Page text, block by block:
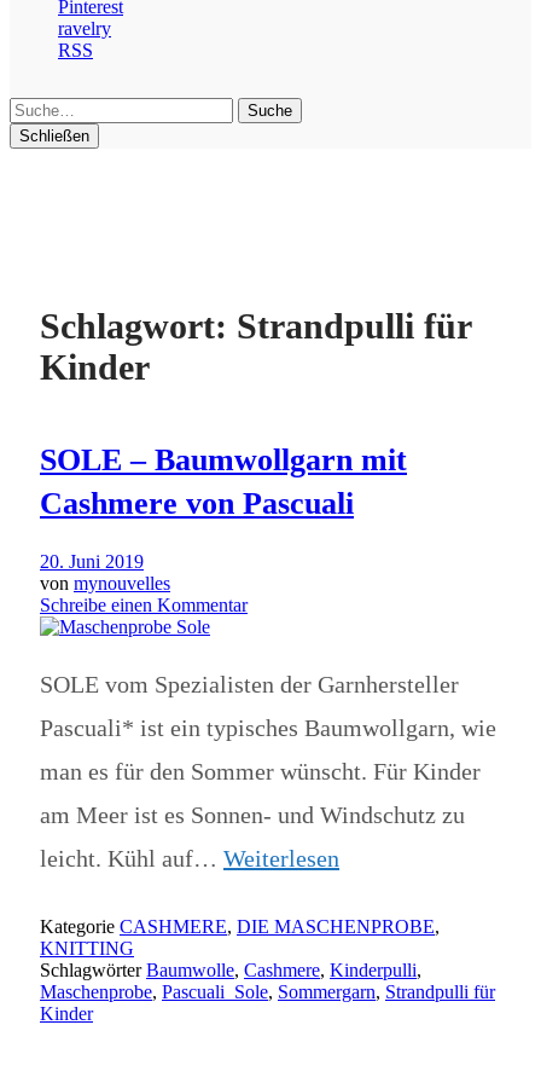
Pinterest
ravelry
RSS
Suche
Schließen
Schlagwort: Strandpulli für
Kinder
SOLE – Baumwollgarn mit
Cashmere von Pascuali
20. Juni 2019
von mynouvelles
Schreibe einen Kommentar
SOLE vom Spezialisten der Garnhersteller
Pascuali* ist ein typisches Baumwollgarn, wie
man es für den Sommer wünscht. Für Kinder
am Meer ist es Sonnen- und Windschutz zu
leicht. Kühl auf… Weiterlesen
Kategorie CASHMERE, DIE MASCHENPROBE,
KNITTING
SchlagwörterBaumwolle, Cashmere, Kinderpulli,
Maschenprobe, Pascuali_Sole, Sommergarn, Strandpulli für
Kinder